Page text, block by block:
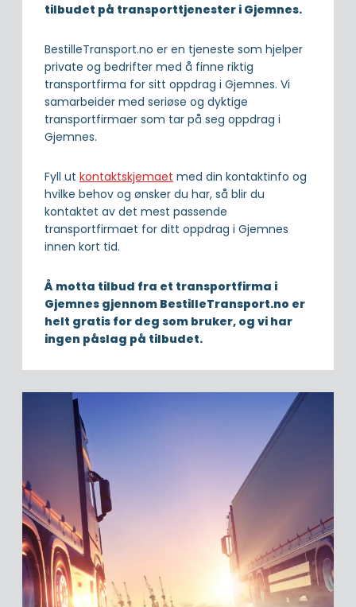
tilbudet på transporttjenester i Gjemnes.
BestilleTransport.no er en tjeneste som hjelper
private og bedrifter med å finne riktig
transportfirma for sitt oppdrag i Gjemnes. Vi
samarbeider med seriøse og dyktige
transportfirmaer som tar på seg oppdrag i
Gjemnes.
Fyll ut kontaktskjemaet med din kontaktinfo og
hvilke behov og ønsker du har, så blir du
kontaktet av det mest passende
transportfirmaet for ditt oppdrag i Gjemnes
innen kort tid.
Å motta tilbud fra et transportfirma i
Gjemnes gjennom BestilleTransport.no er
helt gratis for deg som bruker, og vi har
ingen påslag på tilbudet.